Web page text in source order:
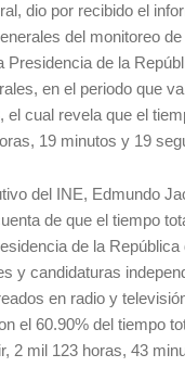
dio por recibido el
del monitoreo
Presidencia de la
en el periodo que
el cual revela que el
19 minutos y 19
del INE, Edmundo
de que el tiempo
de la República
y candidaturas
en radio y
el 60.90% del tiempo
2 mil 123 horas, 43